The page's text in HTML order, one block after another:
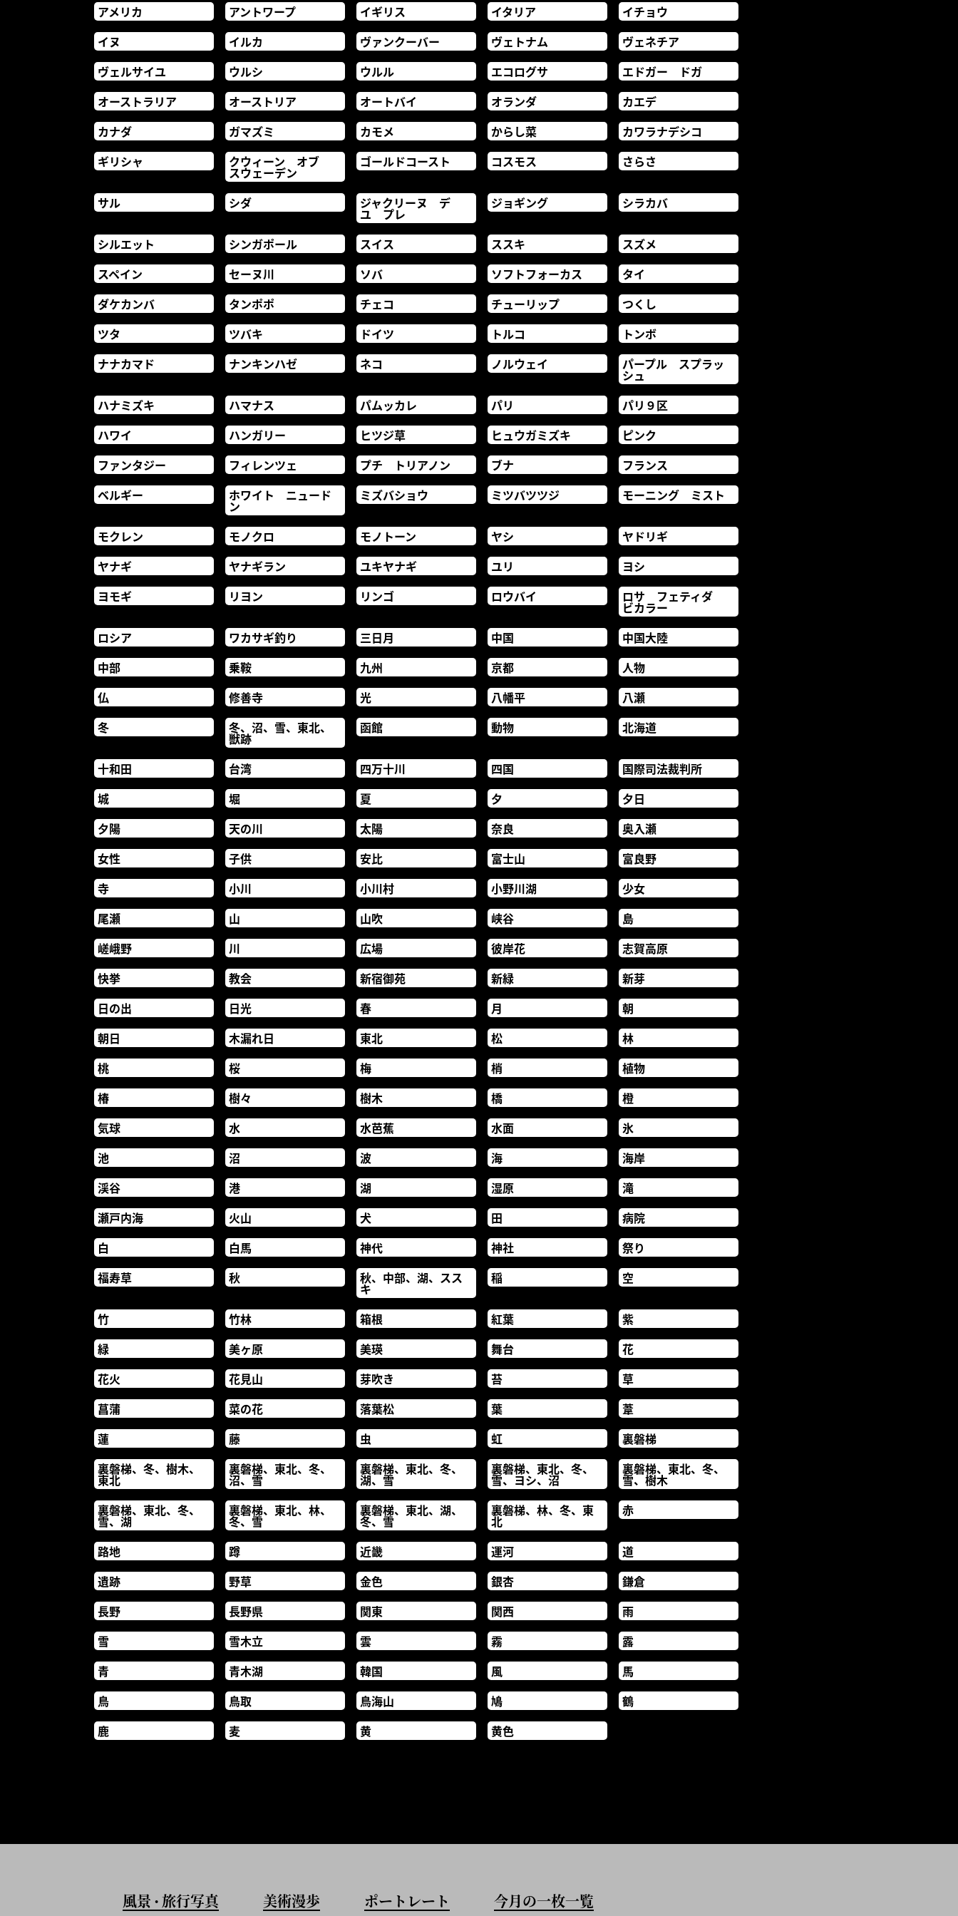
アメリカ アントワープ イギリス イタリア
イチョウ
イヌ
イルカ ヴァンクーバー ヴェトナム
ヴェネチア
ヴェルサイユ
ウルシ ウルル エコログサ
エドガー ドガ
オーストラリア
オーストリア オートバイ オランダ
カエデ
カナダ
ガマズミ カモメ からし菜
カワラナデシコ
ギリシャ
クウィーン オブ
スウェーデン
ゴールドコースト コスモス さらさ
サル シダ ジャクリーヌ デ
ユ プレ
ジョギング シラカバ
シルエット シンガポール スイス ススキ
スズメ
スペイン
セーヌ川 ソバ ソフトフォーカス
タイ
ダケカンバ
タンポポ チェコ チューリップ
つくし
ツタ
ツバキ ドイツ トルコ
トンボ
ナナカマド
ナンキンハゼ ネコ ノルウェイ パープル スプラッ
シュ
ハナミズキ
ハマナス パムッカレ パリ
パリ９区
ハワイ
ハンガリー ヒツジ草 ヒュウガミズキ
ピンク
ファンタジー
フィレンツェ プチ トリアノン ブナ
フランス
ベルギー
ホワイト ニュード
ン
ミズバショウ ミツバツツジ モーニング ミスト
モクレン モノクロ モノトーン ヤシ
ヤドリギ
ヤナギ
ヤナギラン ユキヤナギ ユリ
ヨシ
ヨモギ
リヨン リンゴ ロウバイ ロサ フェティダ
ビカラー
ロシア
ワカサギ釣り 三日月 中国
中国大陸
中部
乗鞍 九州 京都
人物
仏
修善寺 光 八幡平
八瀬
冬
冬、沼、雪、東北、
獣跡
函館 動物 北海道
十和田 台湾 四万十川 四国
国際司法裁判所
城
堀 夏 夕
夕日
夕陽
天の川 太陽 奈良
奥入瀬
女性
子供 安比 富士山
富良野
寺
小川 小川村 小野川湖
少女
尾瀬
山 山吹 峡谷
島
嵯峨野
川 広場 彼岸花
志賀高原
快挙
教会 新宿御苑 新緑
新芽
日の出
日光 春 月
朝
朝日
木漏れ日 東北 松
林
桃
桜 梅 梢
植物
椿
樹々 樹木 橋
橙
気球
水 水芭蕉 水面
氷
池
沼 波 海
海岸
渓谷
港 湖 湿原
滝
瀬戸内海
火山 犬 田
病院
白
白馬 神代 神社
祭り
福寿草
秋 秋、中部、湖、スス
キ
稲 空
竹 竹林 箱根 紅葉
紫
緑
美ヶ原 美瑛 舞台
花
花火
花見山 芽吹き 苔
草
菖蒲
菜の花 落葉松 葉
葦
蓮
藤 虫 虹
裏磐梯
裏磐梯、冬、樹木、
東北
裏磐梯、東北、冬、
沼、雪
裏磐梯、東北、冬、
湖、雪
裏磐梯、東北、冬、
雪、ヨシ、沼
裏磐梯、東北、冬、
雪、樹木
裏磐梯、東北、冬、
雪、湖
裏磐梯、東北、林、
冬、雪
裏磐梯、東北、湖、
冬、雪
裏磐梯、林、冬、東
北
赤
路地 蹲 近畿 運河
道
遺跡
野草 金色 銀杏
鎌倉
長野
長野県 関東 関西
雨
雪
雪木立 雲 霧
露
青
青木湖 韓国 風
馬
鳥
鳥取 鳥海山 鳩
鶴
鹿
麦 黄 黄色
風景 • 旅行写真 美術漫歩 ポートレート 今月の一枚一覧